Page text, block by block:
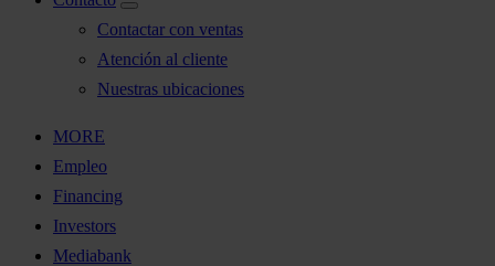
Contactar con ventas
Atención al cliente
Nuestras ubicaciones
MORE
Empleo
Financing
Investors
Mediabank